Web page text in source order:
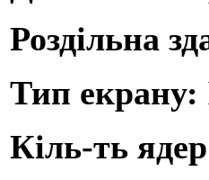
Роздільна
Тип екрану:
Кіль-ть